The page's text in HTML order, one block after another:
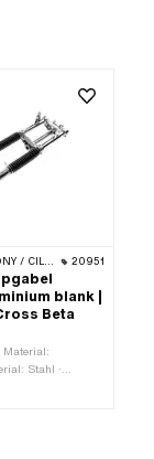
521 & 512) 20951
blank |
Beta
Material:
Stahl ·
(1" 24G) ·